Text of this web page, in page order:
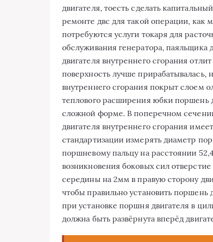
двигателя, тоесть сделать
ремонте двс для такой операции, как
потребуются услуги токаря для
обслуживания генератора, паяльщика
двигателя внутреннего сгорания
поверхность лучше прирабатывалась,
внутреннего сгорания покрыт слоем
теплового расширения юбки поршень
сложной форме. В поперечном
двигателя внутреннего сгорания
стандартизации измерять диаметр
поршневому пальцу на расстоянии
возникновения боковых сил
середины на 2мм в правую сторону
чтобы правильно установить поршень
при установке поршня двигателя в
должна быть развёрнута вперёд